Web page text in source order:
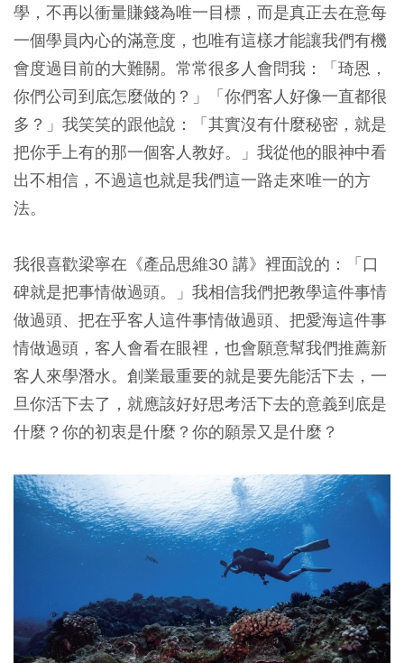
學，不再以衝量賺錢為唯一目標，而是真正去在意每
一個學員內心的滿意度，也唯有這樣才能讓我們有機
會度過目前的大難關。常常很多人會問我：「琦恩，
你們公司到底怎麼做的？」「你們客人好像一直都很
多？」我笑笑的跟他說：「其實沒有什麼秘密，就是
把你手上有的那一個客人教好。」我從他的眼神中看
出不相信，不過這也就是我們這一路走來唯一的方
法。
我很喜歡梁寧在《產品思維30 講》裡面說的：「口
碑就是把事情做過頭。」我相信我們把教學這件事情
做過頭、把在乎客人這件事情做過頭、把愛海這件事
情做過頭，客人會看在眼裡，也會願意幫我們推薦新
客人來學潛水。創業最重要的就是要先能活下去，一
旦你活下去了，就應該好好思考活下去的意義到底是
什麼？你的初衷是什麼？你的願景又是什麼？